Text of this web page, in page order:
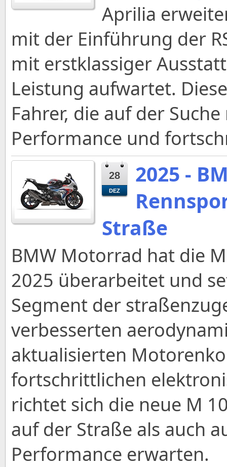
Aprilia
mit der Einführung der
mit erstklassiger
Leistung aufwartet.
Fahrer, die auf der
Performance und
28
DEZ
2025 -
Straße
BMW Motorrad hat die
2025 überarbeitet und
Segment der
verbesserten
aktualisierten
fortschrittlichen
richtet sich die neue M
auf der Straße als auch
Performance erwarten.